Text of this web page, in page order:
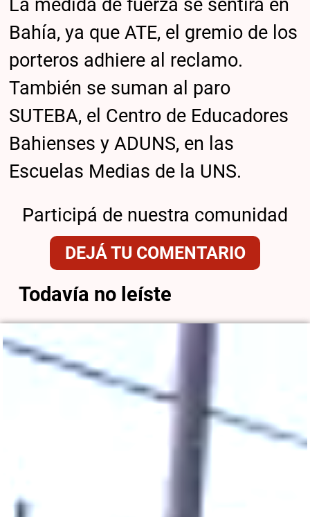
La medida de fuerza se sentirá en
Bahía, ya que ATE, el gremio de los
porteros adhiere al reclamo.
También se suman al paro
SUTEBA, el Centro de Educadores
Bahienses y ADUNS, en las
Escuelas Medias de la UNS.
Participá de nuestra comunidad
DEJÁ TU COMENTARIO
Todavía no leíste